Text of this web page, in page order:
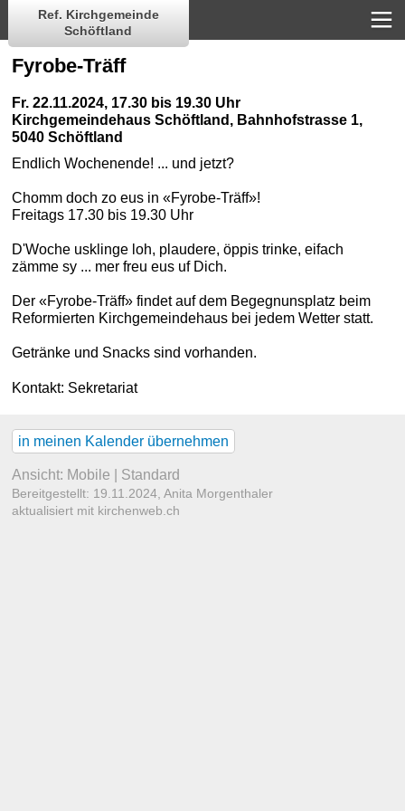
Ref. Kirchgemeinde
Schöftland
Fyrobe-Träff
Fr. 22.11.2024, 17.30 bis 19.30 Uhr
Kirchgemeindehaus Schöftland , Bahnhofstrasse 1,
5040 Schöftland
Endlich Wochenende! ... und jetzt?
Chomm doch zo eus in«Fyrobe-Träff»!
Freitags 17.30 bis 19.30 Uhr
D'Woche usklinge loh, plaudere, öppis trinke, eifach
zämme sy ... mer freu eus uf Dich.
Der«Fyrobe-Träff» findet auf dem Begegnunsplatz beim
Reformierten Kirchgemeindehaus bei jedem Wetter statt.
Getränke und Snacks sind vorhanden.
Kontakt: Sekretariat
in meinen Kalender übernehmen
Ansicht: Mobile Standard
Bereitgestellt: 19.11.2024,Anita Morgenthaler
aktualisiert mit kirchenweb.ch